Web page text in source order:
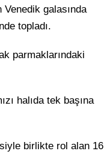
galasında
topladı.
parmaklarındaki
halıda tek başına
birlikte rol alan 16